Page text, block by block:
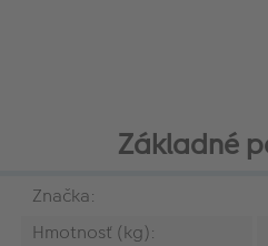
Základné
Značka:
Hmotnosť (kg):